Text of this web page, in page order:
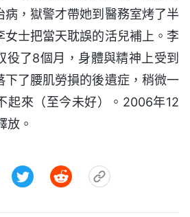
病，獄警才帶她到醫務室烤了半
女士把當天耽誤的活兒補上。李
役了8個月，身體與精神上受到
下了腰肌勞損的後遺症，稍微一
起來（至今未好）。2006年12
放。